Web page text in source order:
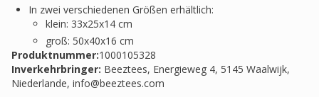
In zwei verschiedenen Größen erhältlich:
klein: 33x25x14 cm
groß: 50x40x16 cm
Produktnummer:1000105328
Inverkehrbringer: Beeztees, Energieweg 4, 5145 Waalwijk,
Niederlande, info@beeztees.com